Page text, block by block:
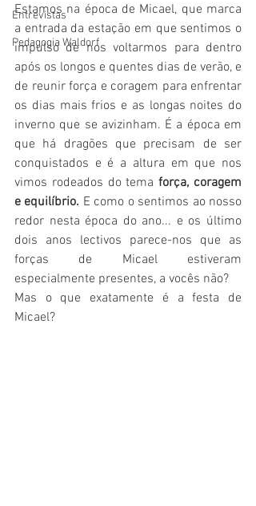
Entrevistas
Pedagogia Waldorf
Estamos na época de Micael, que marca
a entrada da estação em que sentimos o
impulso de nos voltarmos para dentro
após os longos e quentes dias de verão, e
de reunir força e coragem para enfrentar
os dias mais frios e as longas noites do
inverno que se avizinham. É a época em
que há dragões que precisam de ser
conquistados e é a altura em que nos
vimos rodeados do tema força, coragem
e equilíbrio. E como o sentimos ao nosso
redor nesta época do ano... e os último
dois anos lectivos parece-nos que as
forças de Micael estiveram
especialmente presentes, a vocês não?
Mas o que exatamente é a festa de
Micael?